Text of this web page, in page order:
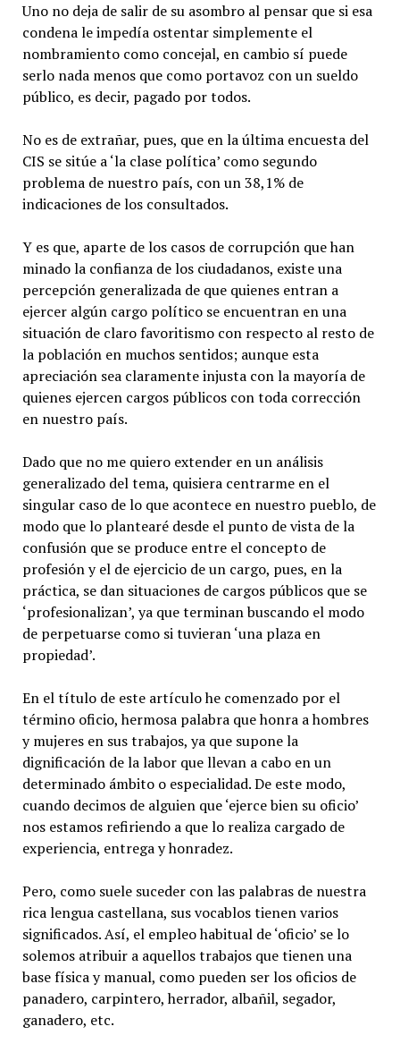
Uno no deja de salir de su asombro al pensar que si esa
condena le impedía ostentar simplemente el
nombramiento como concejal, en cambio sí puede
serlo nada menos que como portavoz con un sueldo
público, es decir, pagado por todos.
No es de extrañar, pues, que en la última encuesta del
CIS se sitúe a ‘la clase política’ como segundo
problema de nuestro país, con un 38,1% de
indicaciones de los consultados.
Y es que, aparte de los casos de corrupción que han
minado la confianza de los ciudadanos, existe una
percepción generalizada de que quienes entran a
ejercer algún cargo político se encuentran en una
situación de claro favoritismo con respecto al resto de
la población en muchos sentidos; aunque esta
apreciación sea claramente injusta con la mayoría de
quienes ejercen cargos públicos con toda corrección
en nuestro país.
Dado que no me quiero extender en un análisis
generalizado del tema, quisiera centrarme en el
singular caso de lo que acontece en nuestro pueblo, de
modo que lo plantearé desde el punto de vista de la
confusión que se produce entre el concepto de
profesión y el de ejercicio de un cargo, pues, en la
práctica, se dan situaciones de cargos públicos que se
‘profesionalizan’, ya que terminan buscando el modo
de perpetuarse como si tuvieran ‘una plaza en
propiedad’.
En el título de este artículo he comenzado por el
término oficio, hermosa palabra que honra a hombres
y mujeres en sus trabajos, ya que supone la
dignificación de la labor que llevan a cabo en un
determinado ámbito o especialidad. De este modo,
cuando decimos de alguien que ‘ejerce bien su oficio’
nos estamos refiriendo a que lo realiza cargado de
experiencia, entrega y honradez.
Pero, como suele suceder con las palabras de nuestra
rica lengua castellana, sus vocablos tienen varios
significados. Así, el empleo habitual de ‘oficio’ se lo
solemos atribuir a aquellos trabajos que tienen una
base física y manual, como pueden ser los oficios de
panadero, carpintero, herrador, albañil, segador,
ganadero, etc.